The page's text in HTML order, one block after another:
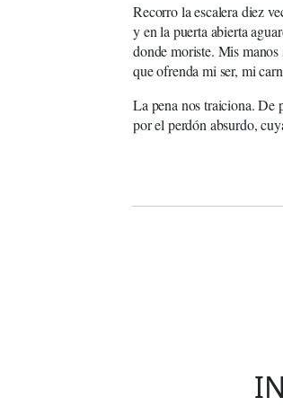
Recorro la escalera diez
y en la puerta abierta
donde moriste. Mis manos
que ofrenda mi ser, mi
La pena nos traiciona. De
por el perdón absurdo,